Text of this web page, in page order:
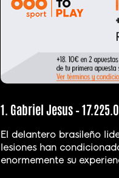
1. Gabriel Jesus –
El delantero brasileño
lesiones han
enormemente su